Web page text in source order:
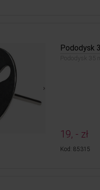
Pododysk
Pododysk 35
19, - zł
Kod: 85315